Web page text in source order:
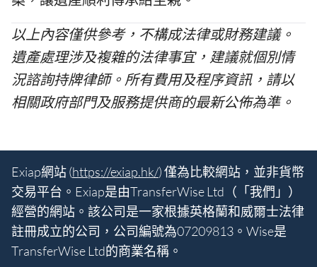
以上內容僅供參考，不構成法律或財務建議。
遺產處理涉及複雜的法律事宜，建議就個別情
況諮詢持牌律師。所有費用及程序資訊，請以
相關政府部門及服務提供商的最新公佈為準。
Exiap網站 (https://exiap.hk/) 僅為比較網站，並非貨幣
交易平台。Exiap是由TransferWise Ltd（「我們」）
經營的網站。該公司是一家根據英格蘭和威爾士法律
註冊成立的公司，公司編號為07209813。Wise是
TransferWise Ltd的商業名稱。